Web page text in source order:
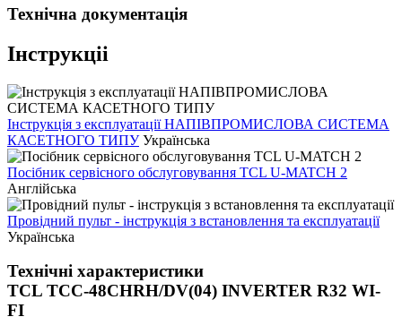
Технічна документація
Інструкціі
Інструкція з експлуатації НАПІВПРОМИСЛОВА СИСТЕМА
КАСЕТНОГО ТИПУ Українська
Посібник сервісного обслуговування TCL U-MATCH 2
Англійська
Провідний пульт - інструкція з встановлення та експлуатації
Українська
Технічні характеристики
TCL TCC-48CHRH/DV(04) INVERTER R32 WI-
FI